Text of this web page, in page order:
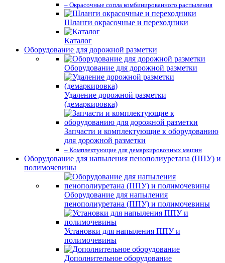
– Окрасочные сопла комбинированного распыления
Шланги окрасочные и переходники
Каталог
Оборудование для дорожной разметки
Оборудование для дорожной разметки
Удаление дорожной разметки
(демаркировка)
Запчасти и комплектующие к оборудованию
для дорожной разметки
– Комплектующие для демаркировочных машин
Оборудование для напыления пенополиуретана (ППУ) и
полимочевины
Оборудование для напыления
пенополиуретана (ППУ) и полимочевины
Установки для напыления ППУ и
полимочевины
Дополнительное оборудование